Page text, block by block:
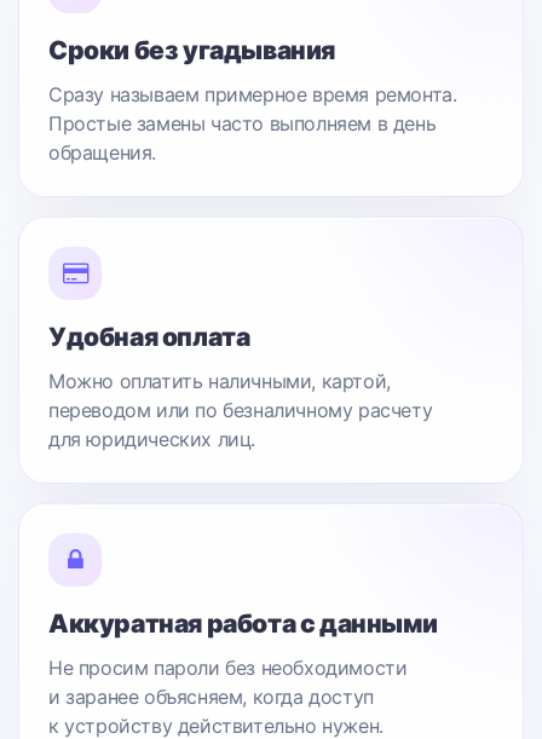
Сроки без угадывания
Сразу называем примерное время ремонта.
Простые замены часто выполняем в день
обращения.
Удобная оплата
Можно оплатить наличными, картой,
переводом или по безналичному расчету
для юридических лиц.
Аккуратная работа с данными
Не просим пароли без необходимости
и заранее объясняем, когда доступ
к устройству действительно нужен.